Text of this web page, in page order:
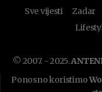
Sve vijesti Zadar
© 2007. - 2025.
Ponosno koristimo